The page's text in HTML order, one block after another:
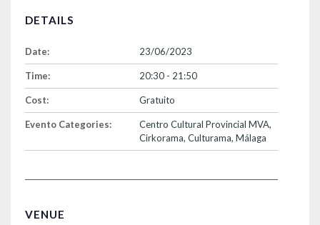
DETAILS
Date: 23/06/2023
Time: 20:30 - 21:50
Cost: Gratuito
Evento Categories: Centro Cultural Provincial MVA,
Cirkorama, Culturama, Málaga
VENUE